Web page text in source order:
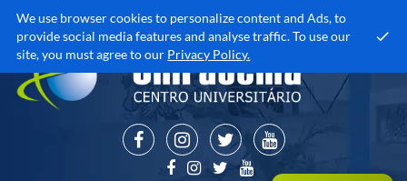
We use browser cookies to personalize content and Ads, to
provide social media features and analyse traffic. To use our
site, you must agree to our Privacy Policy.